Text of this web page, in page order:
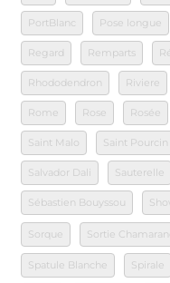
PortBlanc Pose longue
Regard Remparts
Rhododendron Riviere
Rome Rose Rosée
Saint Malo Saint Pourcin
Salvador Dali Sauterelle
Sébastien Bouyssou
Sorque Sortie
Spatule Blanche Spirale